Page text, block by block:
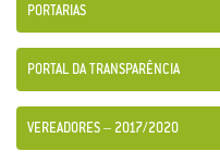
PORTARIAS
PORTAL DA TRANSPARÊNCIA
VEREADORES – 2017/2020